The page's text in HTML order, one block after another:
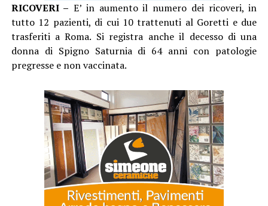
RICOVERI – E’ in aumento il numero dei ricoveri, in
tutto 12 pazienti, di cui 10 trattenuti al Goretti e due
trasferiti a Roma. Si registra anche il decesso di una
donna di Spigno Saturnia di 64 anni con patologie
pregresse e non vaccinata.